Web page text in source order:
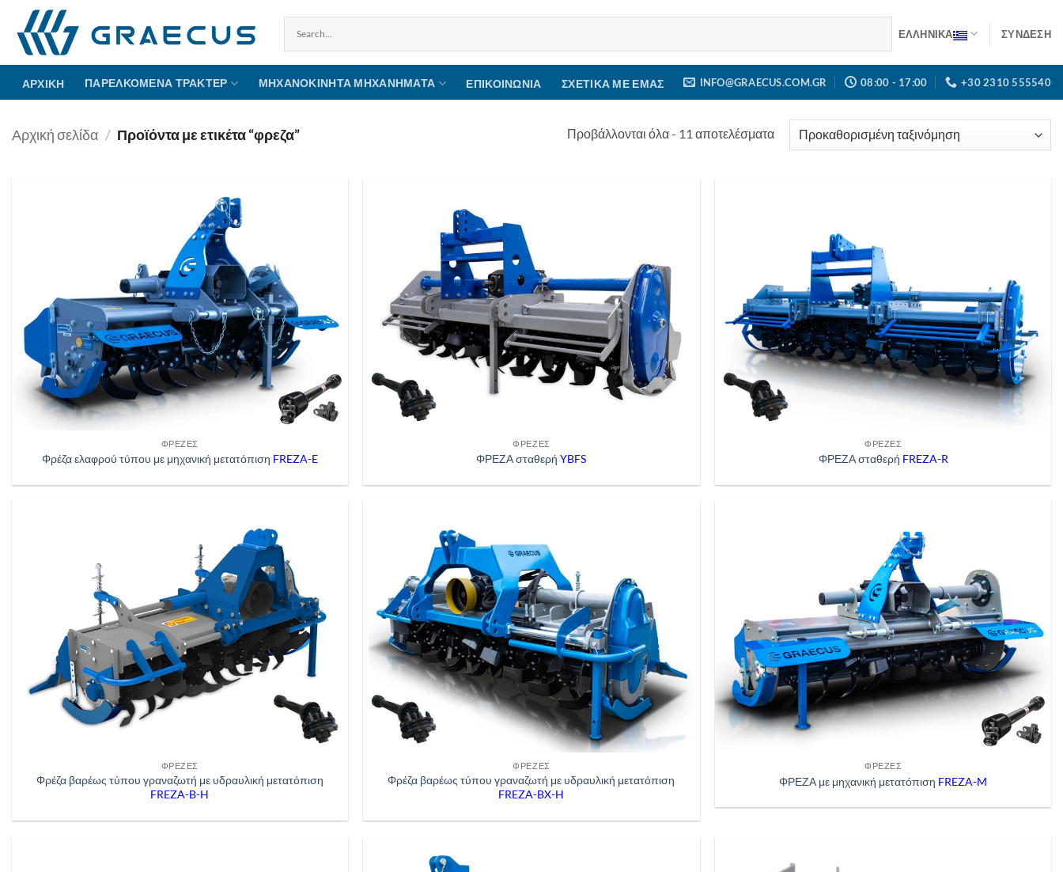
Μετάβαση
στο
περιεχόμενο
ΕΛΛΗΝΙΚΑ ΣΎΝΔΕΣΗ
ΑΡΧΙΚΉ ΠΑΡΕΛΚΌΜΕΝΑ ΤΡΑΚΤΈΡ ΜΗΧΑΝΟΚΊΝΗΤΑ ΜΗΧΑΝΉΜΑΤΑ ΕΠΙΚΟΙΝΩΝΊΑ ΣΧΕΤΙΚΆ ΜΕ ΕΜΆΣ INFO@GRAECUS.COM.GR 08:00 - 17:00 +30 2310 555540
Αρχική σελίδα / Προϊόντα με ετικέτα “φρεζα” Προβάλλονται όλα - 11 αποτελέσματα
ΦΡΈΖΕΣ
Φρέζα ελαφρού τύπου με μηχανική μετατόπιση FREZA-E
ΦΡΈΖΕΣ
ΦΡΕΖΑ σταθερήYBFS
ΦΡΈΖΕΣ
ΦΡΕΖΑ σταθερή FREZA-R
ΦΡΈΖΕΣ
Φρέζα βαρέως τύπου γραναζωτή με υδραυλική μετατόπιση
FREZA-B-H
ΦΡΈΖΕΣ
Φρέζα βαρέως τύπου γραναζωτή με υδραυλική μετατόπιση
FREZA-BX-H
ΦΡΈΖΕΣ
ΦΡΕΖΑ με μηχανική μετατόπιση FREZA-M